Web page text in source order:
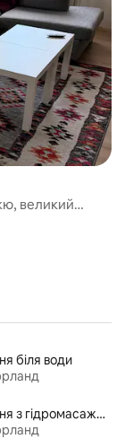
великий
біля води
Помешкання з гідромасажною ванною